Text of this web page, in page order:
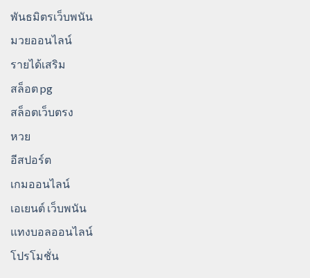
พันธมิตรเว็บพนัน
มวยออนไลน์
รายได้เสริม
สล็อต pg
สล็อตเว็บตรง
หวย
อีสปอร์ต
เกมออนไลน์
เอเยนต์ เว็บพนัน
แทงบอลออนไลน์
โปรโมชั่น